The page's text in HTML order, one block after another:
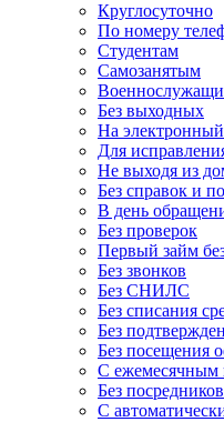
Круглосуточно
По номеру
Студентам
Самозанятым
Без выходных
На
Для
Не выходя из
Без справок и
В день
Без проверок
Первый займ
Без звонков
Без СНИЛС
Без списания
Без
Без посещения
С ежемесячным
Без посредников
С